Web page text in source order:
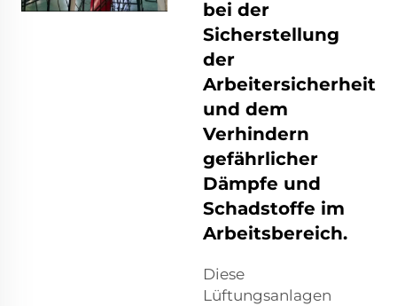
bei der
Sicherstellung
der
Arbeitersicherheit
und dem
Verhindern
gefährlicher
Dämpfe und
Schadstoffe im
Arbeitsbereich.
Diese
Lüftungsanlagen